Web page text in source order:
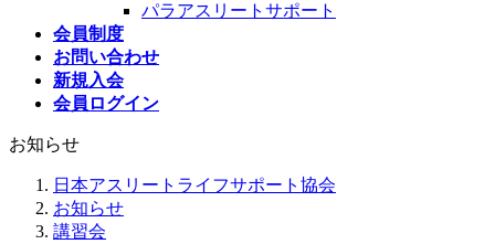
パラアスリートサポート
会員制度
お問い合わせ
新規入会
会員ログイン
お知らせ
日本アスリートライフサポート協会
お知らせ
講習会